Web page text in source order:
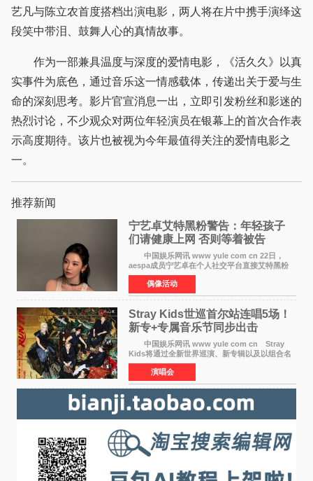
艺凡与陈立农首度搭档出演电影，两人将在片中携手演绎这
段笑中带泪、鼓舞人心的真情故事。
作为一部兼具温度与深度的爱情电影，《活久久》以真
实事件为底色，通过音乐这一情感载体，传递出关于爱与生
命的深刻思考。影片官宣消息一出，立即引发粉丝和影迷的
热烈讨论，不少观众对两位年轻演员在银幕上的首次合作表
示高度期待。该片也被视为今年最值得关注的爱情电影之
一。
推荐新闻
宁艺卓艾特黑粉警告：年轻孩子
们​请健康上网 否则等着被告
中国娱乐网讯 www yule com cn 22日，
aespa成员宁艺卓在个人社交平台直接艾特黑粉
账号，正面喊话回应长期以来的恶意攻击，引发
广泛关注。 宁艺卓在文中表示，自己早已注
意到部分网友持续
偶像活动
Stray Kids世巡首尔站连唱5场！
新专+专属音乐节同步出击
中国娱乐网讯 www yule com cn Stray
Kids将通过全新世界巡演、新专辑以及以组合名
义打造的专属音乐节等一系列全球活动，开启事
业发展的全新篇章。 Stray Kids将于7月25日
至26日、29日
演唱会